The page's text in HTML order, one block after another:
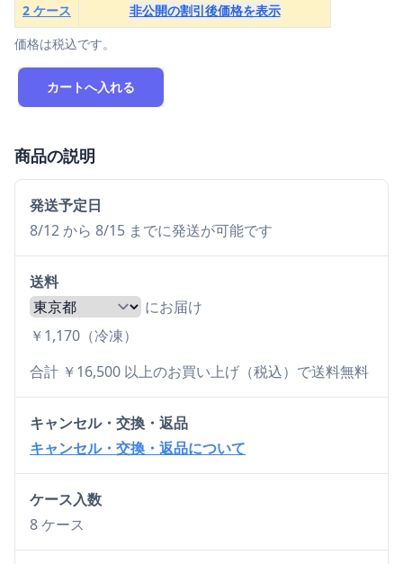
2 ケース
非公開の割引後価格を表示
価格は税込です。
カートへ入れる
商品の説明
発送予定日
8/12 から 8/15 までに発送が可能です
送料
にお届け
￥1,170（冷凍）
合計 ￥16,500 以上のお買い上げ（税込）で送料無料
キャンセル・交換・返品
キャンセル・交換・返品について
ケース入数
8 ケース